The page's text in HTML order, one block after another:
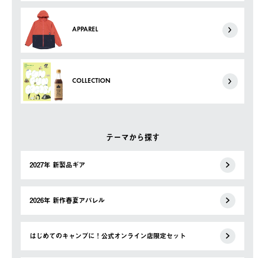
APPAREL
COLLECTION
テーマから探す
2027年 新製品ギア
2026年 新作春夏アパレル
はじめてのキャンプに！公式オンライン店限定セット